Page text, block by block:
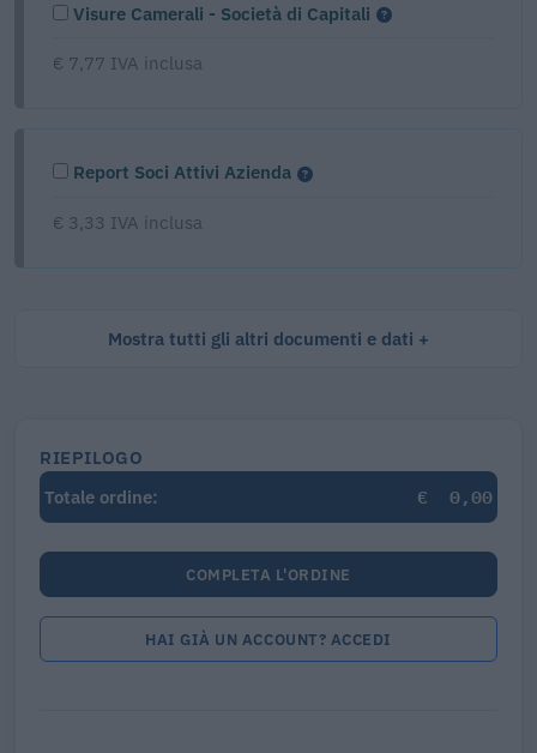
Visure Camerali - Società di Capitali
€ 7,77 IVA inclusa
Report Soci Attivi Azienda
€ 3,33 IVA inclusa
Mostra tutti gli altri documenti e dati
RIEPILOGO
Totale ordine:
€ 0,00
COMPLETA L'ORDINE
HAI GIÀ UN ACCOUNT? ACCEDI